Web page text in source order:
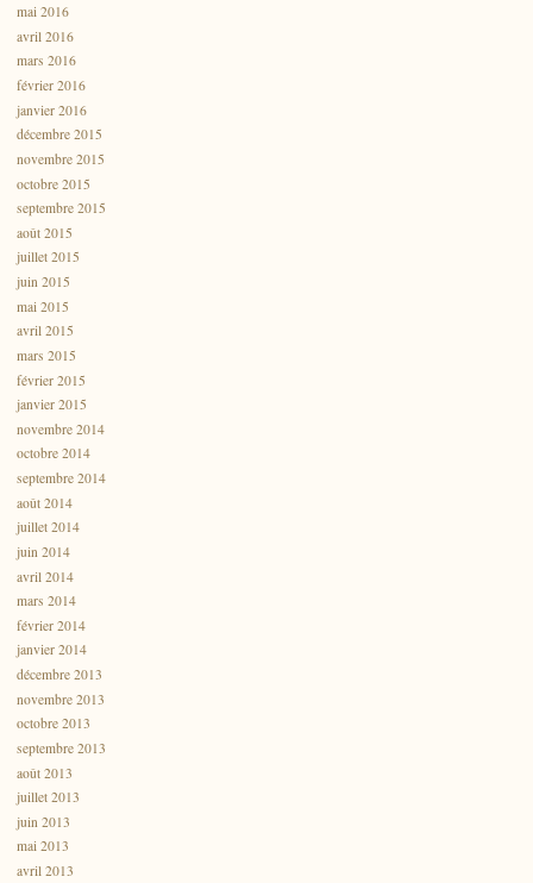
mai 2016
avril 2016
mars 2016
février 2016
janvier 2016
décembre 2015
novembre 2015
octobre 2015
septembre 2015
août 2015
juillet 2015
juin 2015
mai 2015
avril 2015
mars 2015
février 2015
janvier 2015
novembre 2014
octobre 2014
septembre 2014
août 2014
juillet 2014
juin 2014
avril 2014
mars 2014
février 2014
janvier 2014
décembre 2013
novembre 2013
octobre 2013
septembre 2013
août 2013
juillet 2013
juin 2013
mai 2013
avril 2013